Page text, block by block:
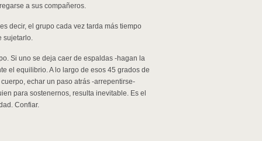
a sus compañeros.
decir, el grupo cada vez tarda más tiempo
sujetarlo.
Si uno se deja caer de espaldas -hagan la
el equilibrio. A lo largo de esos 45 grados de
echar un paso atrás -arrepentirse-
para sostenernos, resulta inevitable. Es el
Confiar.